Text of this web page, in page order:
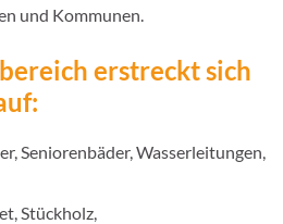
und Kommunen.
erstreckt sich
Seniorenbäder, Wasserleitungen,
Stückholz,